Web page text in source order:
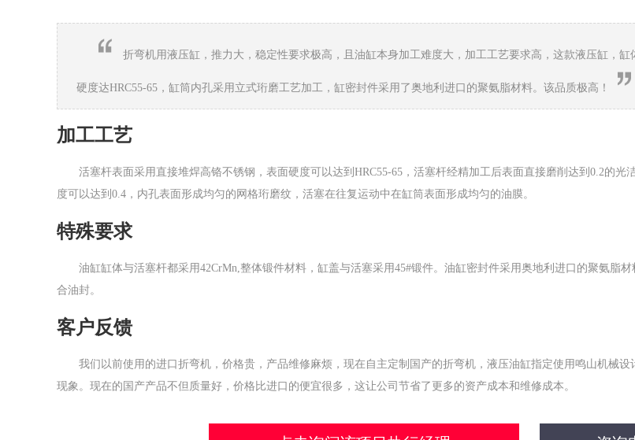
折弯机用液压缸，推力大，稳定性要求极高，且油缸本身加工难度大，加工工艺要求高，这款液压缸，
硬度达HRC55-65，缸筒内孔采用立式珩磨工艺加工，缸密封件采用了奥地利进口的聚氨脂材料。该品质极高！
加工工艺
活塞杆表面采用直接堆焊高铬不锈钢，表面硬度可以达到HRC55-65，活塞杆经精加工后表面直接磨削达到0.2的
度可以达到0.4，内孔表面形成均匀的网格珩磨纹，活塞在往复运动中在缸筒表面形成均匀的油膜。
特殊要求
油缸缸体与活塞杆都采用42CrMn,整体锻件材料，缸盖与活塞采用45#锻件。油缸密封件采用奥地利进口的聚氨脂
合油封。
客户反馈
我们以前使用的进口折弯机，价格贵，产品维修麻烦，现在自主定制国产的折弯机，液压油缸指定使用鸣山机械
现象。现在的国产产品不但质量好，价格比进口的便宜很多，这让公司节省了更多的资产成本和维修成本。